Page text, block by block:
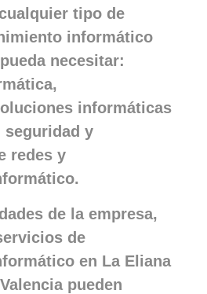
tipo de
informático
necesitar:
informáticas
seguridad y
redes y
de la empresa,
de
en La Eliana
pueden